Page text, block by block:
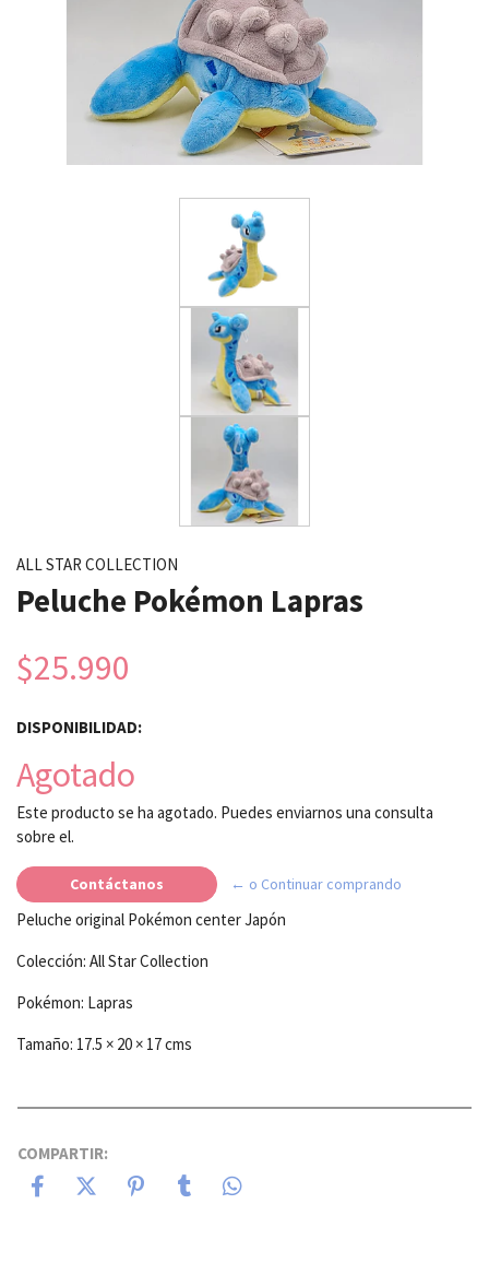
ALL STAR COLLECTION
Peluche Pokémon Lapras
$25.990
DISPONIBILIDAD:
Agotado
Este producto se ha agotado. Puedes enviarnos una consulta
sobre el.
Contáctanos ← o Continuar comprando
Peluche original Pokémon center Japón
Colección: All Star Collection
Pokémon: Lapras
Tamaño: 17.5 × 20 × 17 cms
COMPARTIR: